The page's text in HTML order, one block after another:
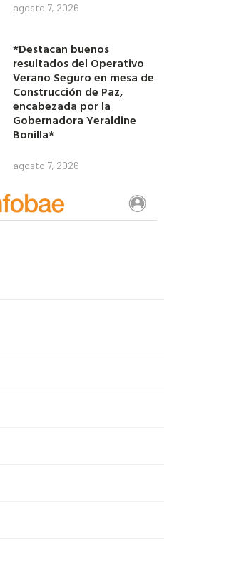
agosto 7, 2026
*Destacan buenos
resultados del Operativo
Verano Seguro en mesa de
Construcción de Paz,
encabezada por la
Gobernadora Yeraldine
Bonilla*
agosto 7, 2026